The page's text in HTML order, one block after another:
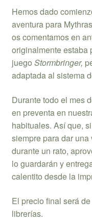
Hemos dado
aventura para
os comentamos en
originalmente estaba
juego Stormbringer,
adaptada al sistema
Durante todo el mes
en preventa en
habituales. Así que,
siempre para dar
durante un rato,
lo guardarán y
calentito desde la
El precio final será
librerías.